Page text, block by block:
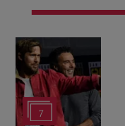
7